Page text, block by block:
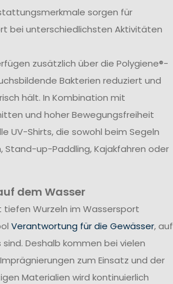
sorgen für
bei unterschiedlichsten Aktivitäten
zusätzlich über die Polygiene®-
Bakterien reduziert und
hält. In Kombination mit
und hoher Bewegungsfreiheit
UV-Shirts, die sowohl beim Segeln
Stand-up-Paddling, Kajakfahren oder
dem Wasser
tiefen Wurzeln im Wassersport
Verantwortung für die Gewässer, auf
Deshalb kommen bei vielen
zum Einsatz und der
Materialien wird kontinuierlich